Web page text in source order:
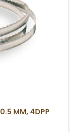
MM, 4DPP